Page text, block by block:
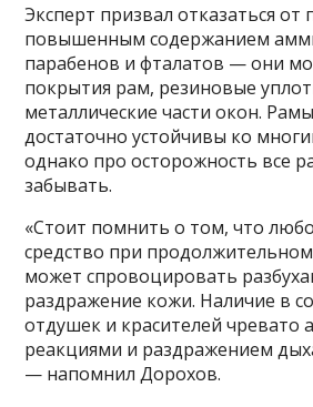
Эксперт призвал отказаться от
повышенным содержанием
парабенов и фталатов — они
покрытия рам, резиновые
металлические части окон.
достаточно устойчивы ко
однако про осторожность все
забывать.
«Стоит помнить о том, что
средство при
может спровоцировать
раздражение кожи. Наличие в
отдушек и красителей чревато
реакциями и раздражением
— напомнил Дорохов.